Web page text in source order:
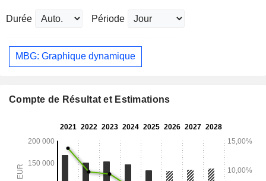
Durée Période
MBG: Graphique dynamique
Compte de Résultat et Estimations